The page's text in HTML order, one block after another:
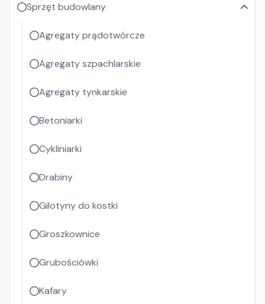
Sprzęt budowlany
Agregaty prądotwórcze
Agregaty szpachlarskie
Agregaty tynkarskie
Betoniarki
Cykliniarki
Drabiny
Gilotyny do kostki
Groszkownice
Grubościówki
Kafary